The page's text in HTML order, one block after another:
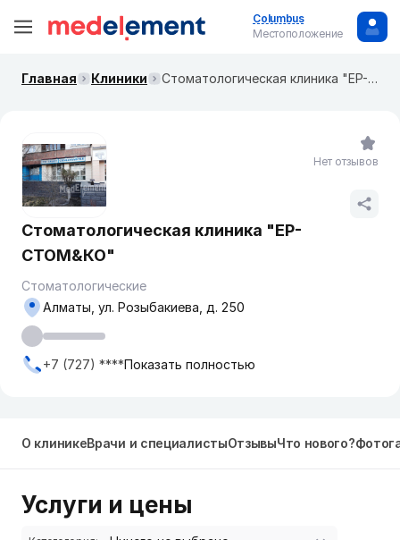
Columbus
Местоположение
Главная Клиники Стоматологическая клиника "ЕР-СТОМ&КО"
Стоматологическая клиника "ЕР-
СТОМ&КО"
Стоматологические
Алматы, ул. Розыбакиева, д. 250
+7 (727) ****Показать полностью
Нет отзывов
О клиникеВрачи и специалистыОтзывыЧто нового?
Услуги и цены